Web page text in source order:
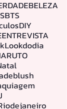
FRIEND
BELEZA
BTS
DIY
ENTREVISTA
Lookdodia